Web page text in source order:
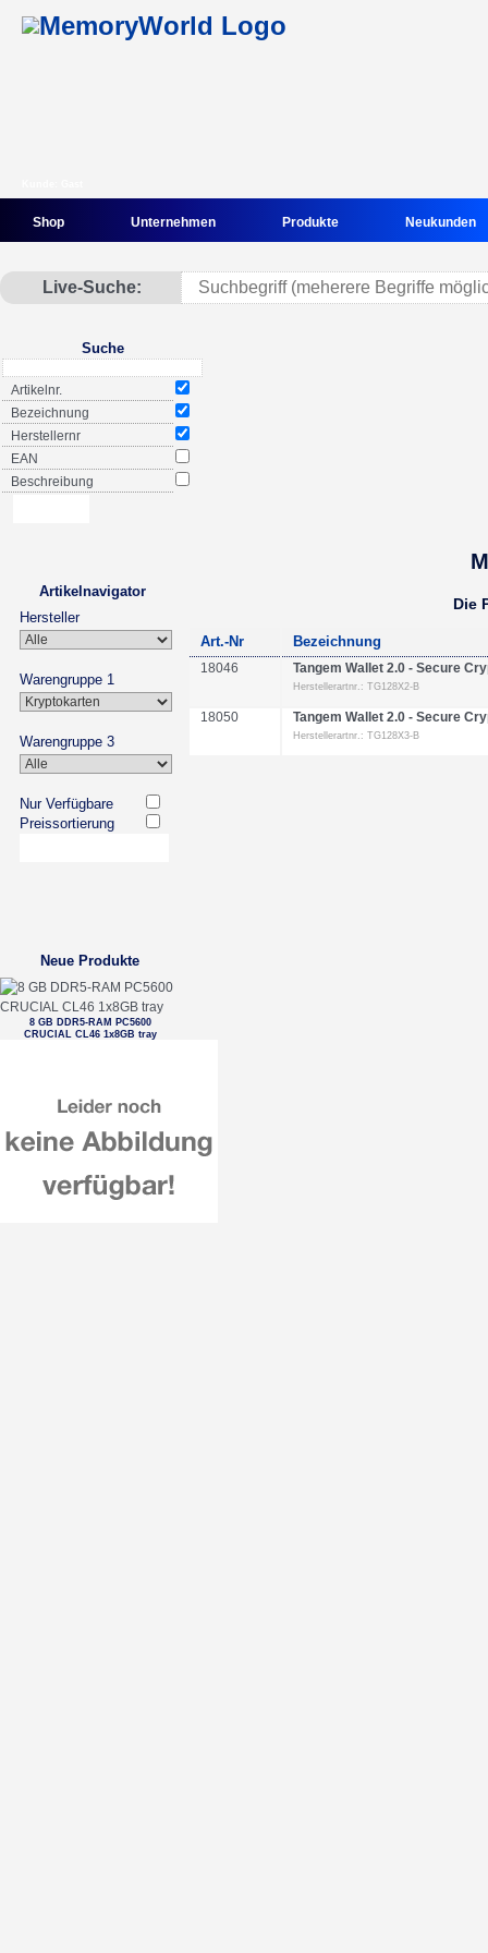
Shop Unternehmen Produkte Neukunden
Live-Suche:
Suche
Artikelnr.
Bezeichnung
Herstellernr
EAN
Beschreibung
Artikelnavigator
Hersteller
Warengruppe 1
Warengruppe 3
Nur Verfügbare
Preissortierung
Neue Produkte
8 GB DDR5-RAM PC5600
CRUCIAL CL46 1x8GB tray
Die
Art.-Nr Bezeichnung
18046 Tangem Wallet 2.0 - Secure
Herstellerartnr.: TG128X2-B
18050 Tangem Wallet 2.0 - Secure
Herstellerartnr.: TG128X3-B